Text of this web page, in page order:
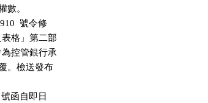
數。
號令修
表格」第二部
為控管銀行承
覆。檢送發布
號函自即日